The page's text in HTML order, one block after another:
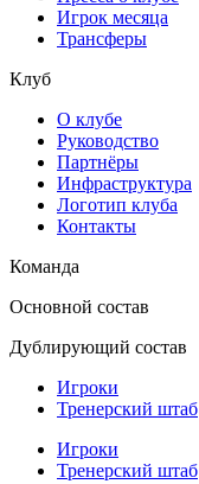
Игрок месяца
Трансферы
Клуб
О клубе
Руководство
Партнёры
Инфраструктура
Логотип клуба
Контакты
Команда
Основной состав
Дублирующий состав
Игроки
Тренерский штаб
Игроки
Тренерский штаб